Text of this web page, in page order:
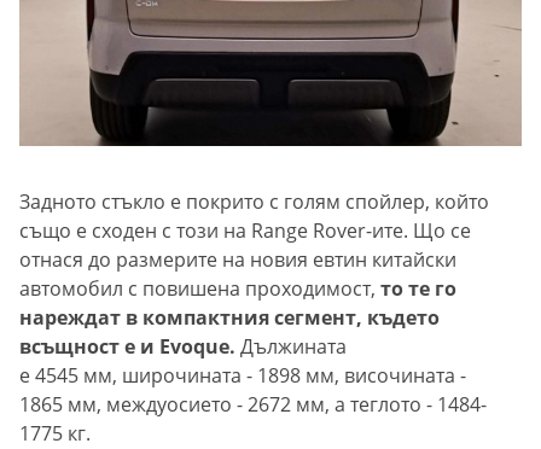
Задното стъкло е покрито с голям спойлер, който
също е сходен с този на Range Rover-ите. Що се
отнася до размерите на новия евтин китайски
автомобил с повишена проходимост, то те го
нареждат в компактния сегмент, където
всъщност е и Evoque. Дължината
е 4545 мм, широчината - 1898 мм, височината -
1865 мм, междуосието - 2672 мм, а теглото - 1484-
1775 кг.